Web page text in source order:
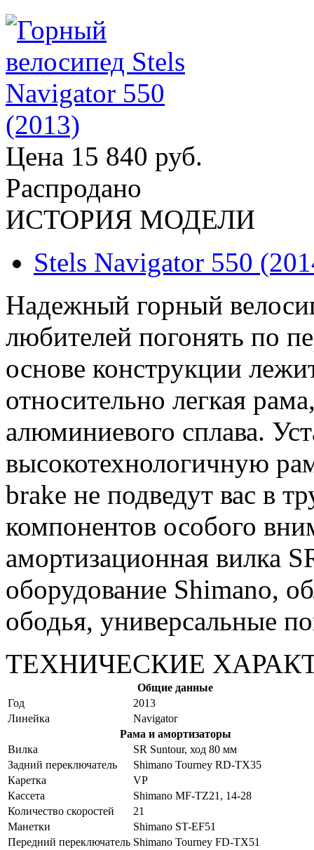
Цена 15 840 руб.
Распродано
ИСТОРИЯ МОДЕЛИ
Stels Navigator 550
Надежный горный
любителей погонять по
основе конструкции
относительно легкая
алюминиевого сплава.
высокотехнологичную
brake не подведут вас в
компонентов особого
амортизационная вилка
оборудование Shimano,
ободья, универсальные
ТЕХНИЧЕСКИЕ
Общие данные
Год
2013
Линейка
Navigator
Рама и амортизаторы
Вилка
SR Suntour, ход 80 мм
Задний переключатель
Shimano Tourney RD-TX35
Каретка
VP
Кассета
Shimano MF-TZ21, 14-28
Количество скоростей
21
Манетки
Shimano ST-EF51
Передний переключатель Shimano Tourney FD-TX51